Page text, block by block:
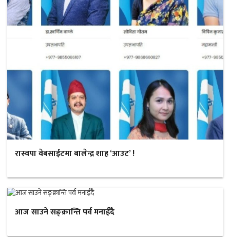
रास्वपा वेबसाईटमा बालेन्द्र शाह ‘आउट’ !
आज साउने सङ्क्रान्ति पर्व मनाईँदै